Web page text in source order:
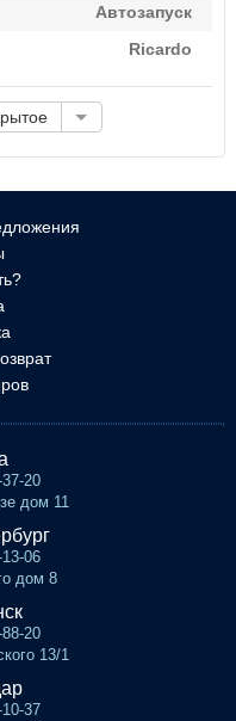
Автозапуск
Ricardo
20
дом 11
06
дом 8
20
13/1
37